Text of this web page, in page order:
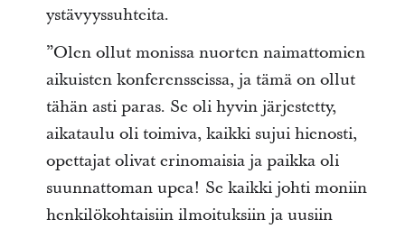
ystävyyssuhteita.
”Olen ollut monissa nuorten naimattomien
aikuisten konferensseissa, ja tämä on ollut
tähän asti paras. Se oli hyvin järjestetty,
aikataulu oli toimiva, kaikki sujui hienosti,
opettajat olivat erinomaisia ja paikka oli
suunnattoman upea! Se kaikki johti moniin
henkilökohtaisiin ilmoituksiin ja uusiin